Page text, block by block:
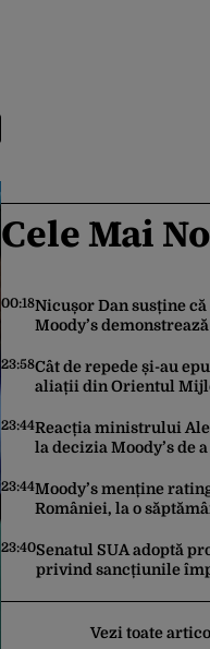
Cele Mai
00:18Nicușor Dan susține
Moody’s
încrederea
perspectiva rămâne
23:58Cât de repede și-au
aliații din Orientul
23:44Reacția ministrului
la decizia Moody’s de
„Este un răgaz, dar în
motiv de relaxare”
23:44Moody’s menține
României, la o
unui guvern cu puteri
principala
23:40Senatul SUA adoptă
privind sancțiunile
Vezi toate